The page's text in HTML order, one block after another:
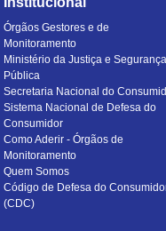
Órgãos Gestores e de
Monitoramento
Ministério da Justiça e Segurança
Pública
Secretaria Nacional do
Sistema Nacional de Defesa do
Consumidor
Como Aderir - Órgãos de
Monitoramento
Quem Somos
Código de Defesa do
(CDC)